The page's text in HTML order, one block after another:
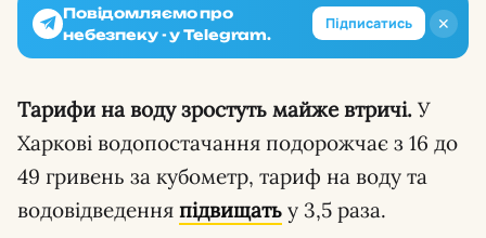
✕
Повідомляємо про
небезпеку - у Telegram.
Підписатись
Тарифи на воду зростуть майже втричі. У
Харкові водопостачання подорожчає з 16 до
49 гривень за кубометр, тариф на воду та
водовідведення підвищать у 3,5 раза.